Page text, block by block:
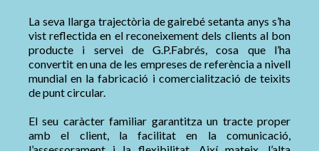
La seva llarga trajectòria de gairebé setanta anys s’ha
vist reflectida en el reconeixement dels clients al bon
producte i servei de G.P.Fabrés, cosa que l’ha
convertit en una de les empreses de referència a nivell
mundial en la fabricació i comercialització de teixits
de punt circular.
El seu caràcter familiar garantitza un tracte proper
amb el client, la facilitat en la comunicació,